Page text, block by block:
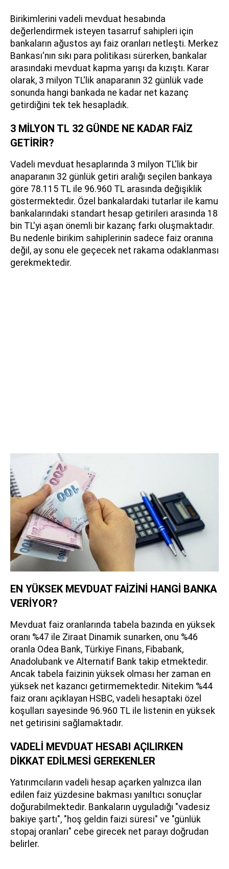
Birikimlerini vadeli mevduat hesabında
değerlendirmek isteyen tasarruf sahipleri için
bankaların ağustos ayı faiz oranları netleşti. Merkez
Bankası'nın sıkı para politikası sürerken, bankalar
arasındaki mevduat kapma yarışı da kızıştı. Karar
olarak, 3 milyon TL'lik anaparanın 32 günlük vade
sonunda hangi bankada ne kadar net kazanç
getirdiğini tek tek hesapladık.
3 MİLYON TL 32 GÜNDE NE KADAR FAİZ
GETİRİR?
Vadeli mevduat hesaplarında 3 milyon TL'lik bir
anaparanın 32 günlük getiri aralığı seçilen bankaya
göre 78.115 TL ile 96.960 TL arasında değişiklik
göstermektedir. Özel bankalardaki tutarlar ile kamu
bankalarındaki standart hesap getirileri arasında 18
bin TL'yi aşan önemli bir kazanç farkı oluşmaktadır.
Bu nedenle birikim sahiplerinin sadece faiz oranına
değil, ay sonu ele geçecek net rakama odaklanması
gerekmektedir.
EN YÜKSEK MEVDUAT FAİZİNİ HANGİ BANKA
VERİYOR?
Mevduat faiz oranlarında tabela bazında en yüksek
oranı %47 ile Ziraat Dinamik sunarken, onu %46
oranla Odea Bank, Türkiye Finans, Fibabank,
Anadolubank ve Alternatif Bank takip etmektedir.
Ancak tabela faizinin yüksek olması her zaman en
yüksek net kazancı getirmemektedir. Nitekim %44
faiz oranı açıklayan HSBC, vadeli hesaptaki özel
koşulları sayesinde 96.960 TL ile listenin en yüksek
net getirisini sağlamaktadır.
VADELİ MEVDUAT HESABI AÇILIRKEN
DİKKAT EDİLMESİ GEREKENLER
Yatırımcıların vadeli hesap açarken yalnızca ilan
edilen faiz yüzdesine bakması yanıltıcı sonuçlar
doğurabilmektedir. Bankaların uyguladığı "vadesiz
bakiye şartı", "hoş geldin faizi süresi" ve "günlük
stopaj oranları" cebe girecek net parayı doğrudan
belirler.